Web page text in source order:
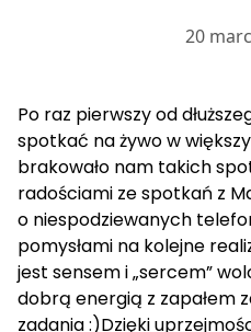
20
Po raz pierwszy od
spotkać na żywo w
brakowało nam takich
radościami ze spotkań z
o niespodziewanych
pomysłami na kolejne
jest sensem i „sercem”
dobrą energią z zapałem
zadania :)Dzięki